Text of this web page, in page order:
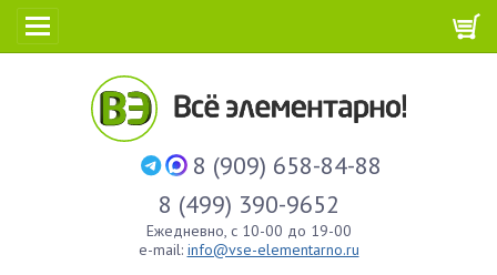
8 (909) 658-84-88
8 (499) 390-9652
Ежедневно, с 10-00 до 19-00
e-mail: info@vse-elementarno.ru